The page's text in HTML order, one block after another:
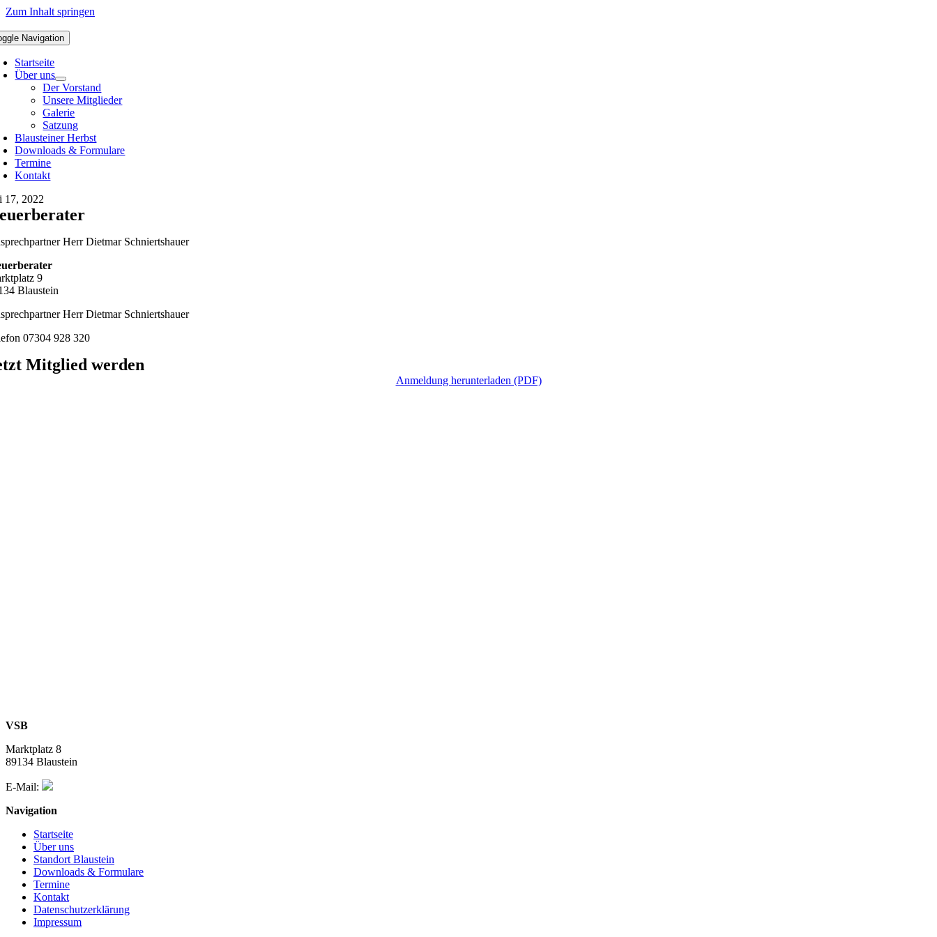
Zum Inhalt springen
Navigation
Startseite
Über uns
Der Vorstand
Unsere Mitglieder
Galerie
Satzung
Blausteiner Herbst
Downloads & Formulare
Termine
Kontakt
17, 2022
Herr Dietmar Schniertshauer
9
Blaustein
Herr Dietmar Schniertshauer
07304 928 320
Mitglied werden
Anmeldung herunterladen (PDF)
VSB
Marktplatz 8
89134 Blaustein
E-Mail:
Navigation
Startseite
Über uns
Standort Blaustein
Downloads & Formulare
Termine
Kontakt
Datenschutzerklärung
Impressum